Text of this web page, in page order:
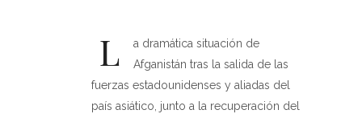
L
a dramática situación de
Afganistán tras la salida de las
fuerzas estadounidenses y aliadas del
país asiático, junto a la recuperación del